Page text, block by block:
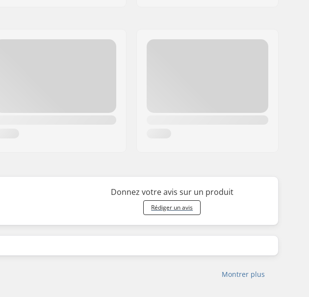
Donnez votre avis sur un produit
Rédiger un avis
Montrer plus